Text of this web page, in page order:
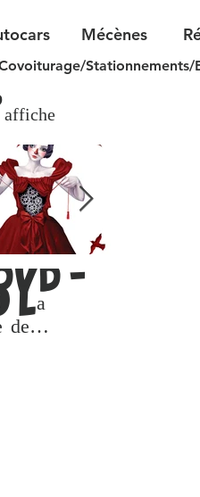
Stationnements/
Mécènes
DVD -
de